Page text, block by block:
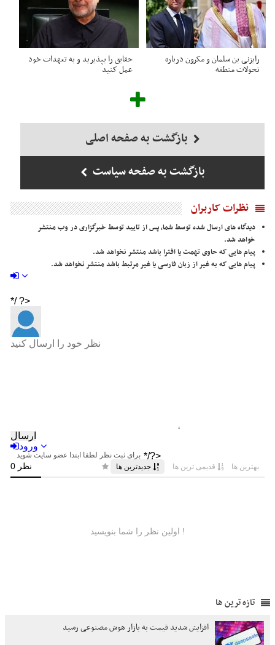
رایزنی بن سلمان و مکرون درباره
تحولات منطقه
حقایق را بپذیرید و به تعهدات خود
عمل کنید
بازگشت به صفحه اصلی
بازگشت به صفحه سیاست
نظرات کاربران
دیدگاه های ارسال شده توسط شما، پس از تایید توسط خبرگزاری در وب منتشر
خواهد شد.
پیام هایی که حاوی تهمت یا افترا باشد منتشر نخواهد شد.
پیام هایی که به غیر از زبان فارسی یا غیر مرتبط باشد منتشر نخواهد شد.
تازه ترین ها
افزایش شدید قیمت به بازار هوش مصنوعی رسید